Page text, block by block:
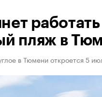
работать
пляж в
в Тюмени откроется 5